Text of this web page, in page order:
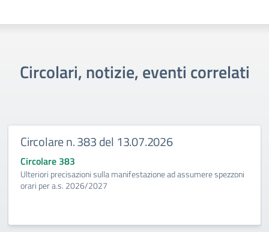
Circolari, notizie, eventi correlati
Circolare n. 383 del 13.07.2026
Circolare 383
Ulteriori precisazioni sulla manifestazione ad assumere spezzoni
orari per a.s. 2026/2027